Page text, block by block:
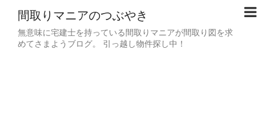
間取りマニアのつぶやき
無意味に宅建士を持っている間取りマニアが間取り図を求
めてさまようブログ。 引っ越し物件探し中！